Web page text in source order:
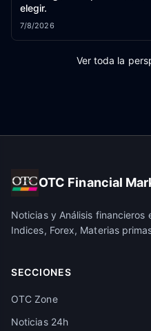
elegir.
7/8/2026
Ver toda la
OTC Financial
Noticias y Análisis financieros
Indices, Forex, Materias
SECCIONES
OTC Zone
Noticias 24h